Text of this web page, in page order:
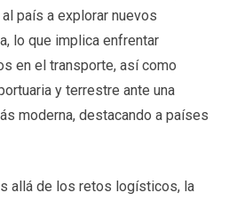
país a explorar nuevos
lo que implica enfrentar
en el transporte, así como
y terrestre ante una
moderna, destacando a países
allá de los retos logísticos, la